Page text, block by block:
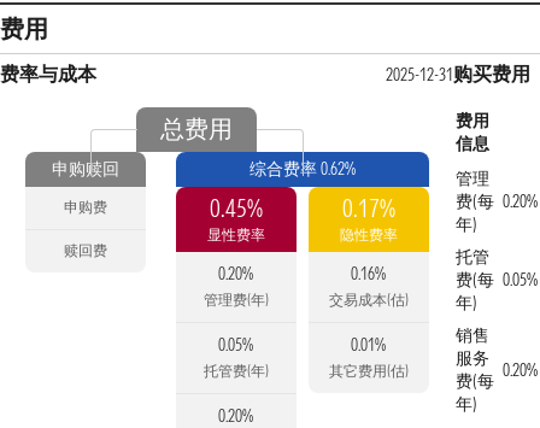
费用
费率与成本 2025-12-31
总费用
申购赎回
申购费
赎回费
综合费率 0.62%
0.45%
显性费率
0.20%
管理费(年)
0.05%
托管费(年)
0.20%
0.17%
隐性费率
0.16%
交易成本(估)
0.01%
其它费用(估)
购买费用
费用
信息
管理
费(每
年)
0.20%
托管
费(每
年)
0.05%
销售
服务
费(每
年)
0.20%